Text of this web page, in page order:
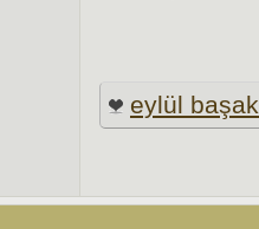
eylül başak